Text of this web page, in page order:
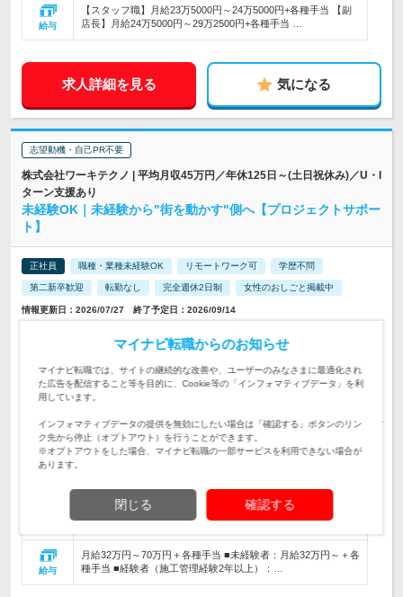
給与
【スタッフ職】月給23万5000円～24万5000円+各種手当 【副
店長】月給24万5000円～29万2500円+各種手当 …
求人詳細を見る 気になる
志望動機・自己PR不要
株式会社ワーキテクノ | 平均月収45万円／年休125日～(土日祝休み)／U・I
ターン支援あり
未経験OK｜未経験から"街を動かす"側へ【プロジェクトサポー
ト】
正社員 職種・業種未経験OK リモートワーク可 学歴不問
第二新卒歓迎 転勤なし 完全週休2日制 女性のおしごと掲載中
情報更新日：2026/07/27 終了予定日：2026/09/14
【地域の「街づくり」や「未来」を支える仕事】■建設プロジ
ェクトの進行管理をお任せします ★OJT研修＆資格取得支援
で未経験者も安心スタート♪
なる方
【未経験・第二新卒OK｜学歴・性別・年齢不問】■ゼロからス
し支援制度あり◎
勤務地
【希望するエリアを選べる大型全国採用！】 大阪・東京・名
380万円～1,000万円
給与
月給32万円～70万円＋各種手当 ■未経験者：月給32万円～＋各
種手当 ■経験者（施工管理経験2年以上）：…
マイナビ転職からのお知らせ
マイナビ転職では、サイトの継続的な改善や、ユーザーのみなさまに最適化され
た広告を配信すること等を目的に、Cookie等の「インフォマティブデータ」を利
用しています。
インフォマティブデータの提供を無効にしたい場合は「確認する」ボタンのリン
ク先から停止（オプトアウト）を行うことができます。
※オプトアウトをした場合、マイナビ転職の一部サービスを利用できない場合が
あります。
閉じる 確認する